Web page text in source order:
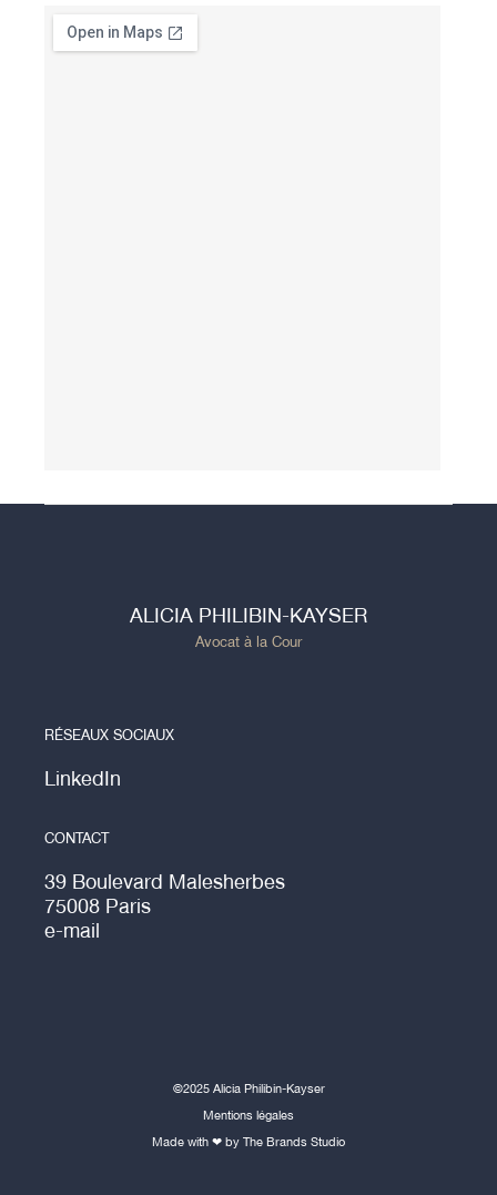
ALICIA PHILIBIN-KAYSER
Avocat à la Cour
RÉSEAUX SOCIAUX
LinkedIn
CONTACT
39 Boulevard Malesherbes
75008 Paris
e-mail
©2025 Alicia Philibin-Kayser
Mentions légales
Made with ❤ by The Brands Studio